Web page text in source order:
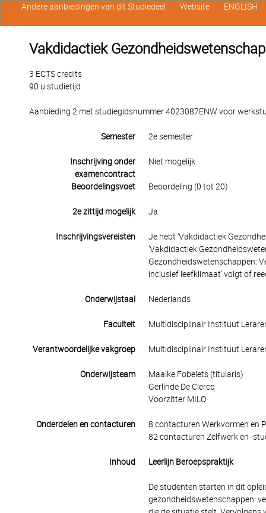
Vakdidactiek
3 ECTS credits
90 u studietijd
Aanbieding 2 met studiegidsnummer 4023087ENW voor
Semester 2e semester
Inschrijving onder
examencontract
Niet mogelijk
Beoordelingsvoet Beoordeling (0 tot 20)
2e zittijd mogelijk Ja
Inschrijvingsvereisten
Je hebt ‘Vakdidactiek
‘Vakdidactiek
Gezondheidswetenschappen:
inclusief leefklimaat’ volgt of
Onderwijstaal Nederlands
Faculteit Multidisciplinair Instituut
Verantwoordelijke vakgroep Multidisciplinair Instituut
Onderwijsteam
Maaike Fobelets (titularis)
Gerlinde De Clercq
Voorzitter MILO
Onderdelen en contacturen
8 contacturen Werkvormen en
82 contacturen Zelfwerk en -
Inhoud Leerlijn Beroepspraktijk
De studenten starten in dit
gezondheidswetenschappen:
Andere aanbiedingen van dit Studiedeel Website ENGLISH